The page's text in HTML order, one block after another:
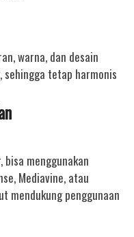
warna, dan desain
sehingga tetap harmonis
menggunakan
Mediavine, atau
mendukung penggunaan